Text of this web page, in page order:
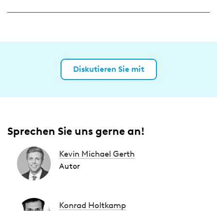
Diskutieren Sie mit
Sprechen Sie uns gerne an!
Kevin Michael Gerth
Autor
Konrad Holtkamp